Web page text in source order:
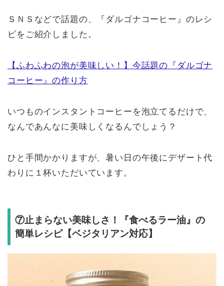
ＳＮＳなどで話題の、『ダルゴナコーヒー』のレシ
ピをご紹介しました。
【ふわふわの泡が美味しい！】今話題の『ダルゴナ
コーヒー』の作り方
いつものインスタントコーヒーを泡立てるだけで、
なんであんなに美味しくなるんでしょう？
ひと手間かかりますが、暑い日の午後にデザート代
わりに１杯いただいています。
⑦止まらない美味しさ！『食べるラー油』の
簡単レシピ【ベジタリアン対応】